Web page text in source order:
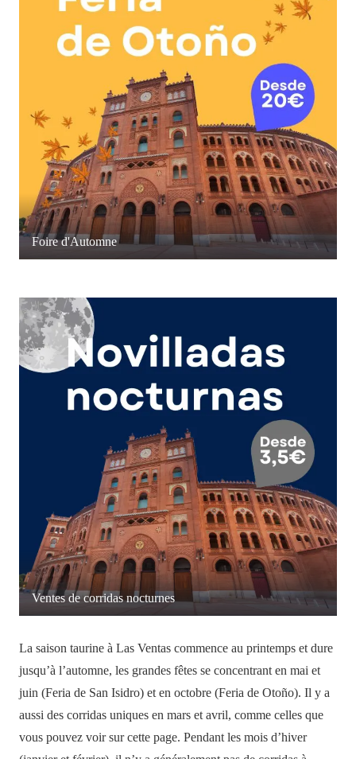
Foire d'Automne
Ventes de corridas nocturnes
La saison taurine à Las Ventas commence au printemps et dure
jusqu’à l’automne, les grandes fêtes se concentrant en mai et
juin (Feria de San Isidro) et en octobre (Feria de Otoño). Il y a
aussi des corridas uniques en mars et avril, comme celles que
vous pouvez voir sur cette page. Pendant les mois d’hiver